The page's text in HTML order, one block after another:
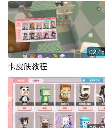
02:45
卡皮肤教程